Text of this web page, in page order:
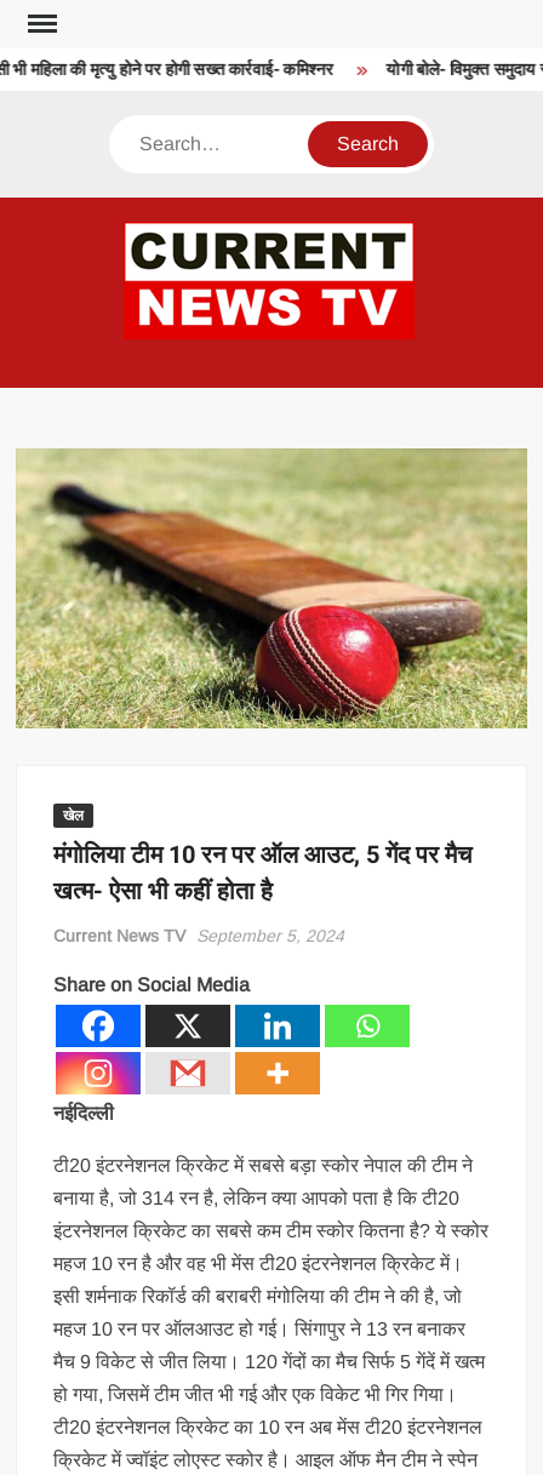
Skip
content
महिला की मृत्यु होने पर होगी सख्त कार्रवाई- कमिश्नर योगी बोले- विमुक्त
Search
खेल
मंगोलिया टीम 10 रन पर ऑल आउट, 5 गेंद पर मैच
खत्म- ऐसा भी कहीं होता है
Current News TV September 5, 2024
Share on Social Media
नईदिल्ली
टी20 इंटरनेशनल क्रिकेट में सबसे बड़ा स्कोर नेपाल की टीम ने
बनाया है, जो 314 रन है, लेकिन क्या आपको पता है कि टी20
इंटरनेशनल क्रिकेट का सबसे कम टीम स्कोर कितना है? ये स्कोर
महज 10 रन है और वह भी मेंस टी20 इंटरनेशनल क्रिकेट में।
इसी शर्मनाक रिकॉर्ड की बराबरी मंगोलिया की टीम ने की है, जो
महज 10 रन पर ऑलआउट हो गई। सिंगापुर ने 13 रन बनाकर
मैच 9 विकेट से जीत लिया। 120 गेंदों का मैच सिर्फ 5 गेंदें में खत्म
हो गया, जिसमें टीम जीत भी गई और एक विकेट भी गिर गिया।
टी20 इंटरनेशनल क्रिकेट का 10 रन अब मेंस टी20 इंटरनेशनल
क्रिकेट में ज्वॉइंट लोएस्ट स्कोर है। आइल ऑफ मैन टीम ने स्पेन